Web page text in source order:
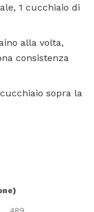
1 cucchiaio di
alla volta,
consistenza
sopra la
489